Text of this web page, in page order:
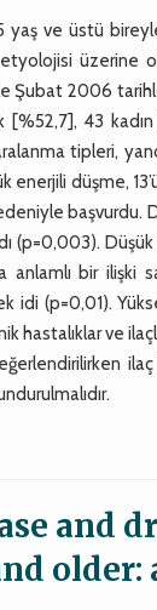
ve üstü
üzerine
2006
43
tipleri,
enerjili düşme,
(p=0,003).
anlamlı bir
(p=0,01).
hastalıklar ve
and